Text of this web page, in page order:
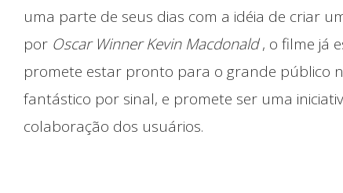
uma parte de seus dias com a idéia de criar
por Oscar Winner Kevin Macdonald, o filme já
promete estar pronto para o grande público
fantástico por sinal, e promete ser uma
colaboração dos usuários.